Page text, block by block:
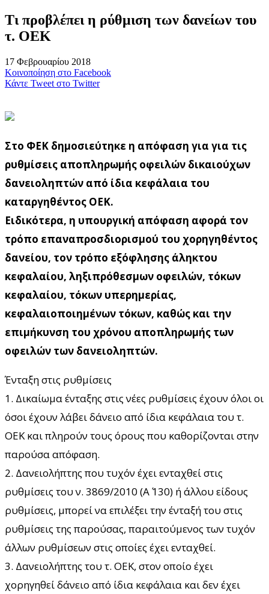
Τι προβλέπει η ρύθμιση των δανείων του
τ. ΟΕΚ
17 Φεβρουαρίου 2018
Κοινοποίηση στο Facebook
Κάντε Tweet στο Twitter
Στο ΦΕΚ δημοσιεύτηκε η απόφαση για για τις
ρυθμίσεις αποπληρωμής οφειλών δικαιούχων
δανειοληπτών από ίδια κεφάλαια του
καταργηθέντος ΟΕΚ.
Ειδικότερα, η υπουργική απόφαση αφορά τον
τρόπο επαναπροσδιορισμού του χορηγηθέντος
δανείου, τον τρόπο εξόφλησης άληκτου
κεφαλαίου, ληξιπρόθεσμων οφειλών, τόκων
κεφαλαίου, τόκων υπερημερίας,
κεφαλαιοποιημένων τόκων, καθώς και την
επιμήκυνση του χρόνου αποπληρωμής των
οφειλών των δανειοληπτών.
Ένταξη στις ρυθμίσεις
1. Δικαίωμα ένταξης στις νέες ρυθμίσεις έχουν όλοι οι
όσοι έχουν λάβει δάνειο από ίδια κεφάλαια του τ.
ΟΕΚ και πληρούν τους όρους που καθορίζονται στην
παρούσα απόφαση.
2. Δανειολήπτης που τυχόν έχει ενταχθεί στις
ρυθμίσεις του ν. 3869/2010 (Α΄ 130) ή άλλου είδους
ρυθμίσεις, μπορεί να επιλέξει την ένταξή του στις
ρυθμίσεις της παρούσας, παραιτούμενος των τυχόν
άλλων ρυθμίσεων στις οποίες έχει ενταχθεί.
3. Δανειολήπτης του τ. ΟΕΚ, στον οποίο έχει
χορηγηθεί δάνειο από ίδια κεφάλαια και δεν έχει